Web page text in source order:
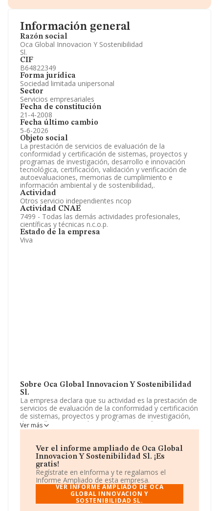
Información general
Razón social
Oca Global Innovacion Y Sostenibilidad
Sl.
CIF
B64822349
Forma jurídica
Sociedad limitada unipersonal
Sector
Servicios empresariales
Fecha de constitución
21-4-2008
Fecha último cambio
5-6-2026
Objeto social
La prestación de servicios de evaluación de la
conformidad y certificación de sistemas, proyectos y
programas de investigación, desarrollo e innovación
tecnológica, certificación, validación y verificación de
autoevaluaciones, memorias de cumplimiento e
información ambiental y de sostenibilidad,.
Actividad
Otros servicio independientes ncop
Actividad CNAE
7499 - Todas las demás actividades profesionales,
científicas y técnicas n.c.o.p.
Estado de la empresa
Viva
Sobre Oca Global Innovacion Y Sostenibilidad
Sl.
La empresa declara que su actividad es la prestación de
servicios de evaluación de la conformidad y certificación
de sistemas, proyectos y programas de investigación,
desarrollo e innovación tecnológica, certificación,
validación y verificación de autoevaluaciones, memorias
sostenibilidad,. La sociedad está registrada como
Sociedad Limitada. Clasifica su actividad CNAE como
'%cnae%', código 7499. La sociedad no tiene actividad
en mercados exteriores.
Para más información es posible contactar a través del
teléfono 934787045 y su email escgarcia@orior.es
Ver más
Ver el informe ampliado de Oca Global
Innovacion Y Sostenibilidad Sl. ¡Es
gratis!
Regístrate en eInforma y te regalamos el
Informe Ampliado de esta empresa.
VER INFORME AMPLIADO DE OCA
GLOBAL INNOVACION Y
SOSTENIBILIDAD SL.
Accionistas.
Artículos de prensa publicados sobre la empresa.
Información oficial y registral complementaria.